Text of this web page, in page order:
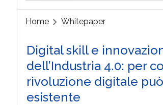
Home Whitepaper
Digital skill e
dell’Industria 4.0: per
rivoluzione digitale
esistente